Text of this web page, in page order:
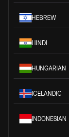
HEBREW
HINDI
HUNGARIAN
ICELANDIC
INDONESIAN